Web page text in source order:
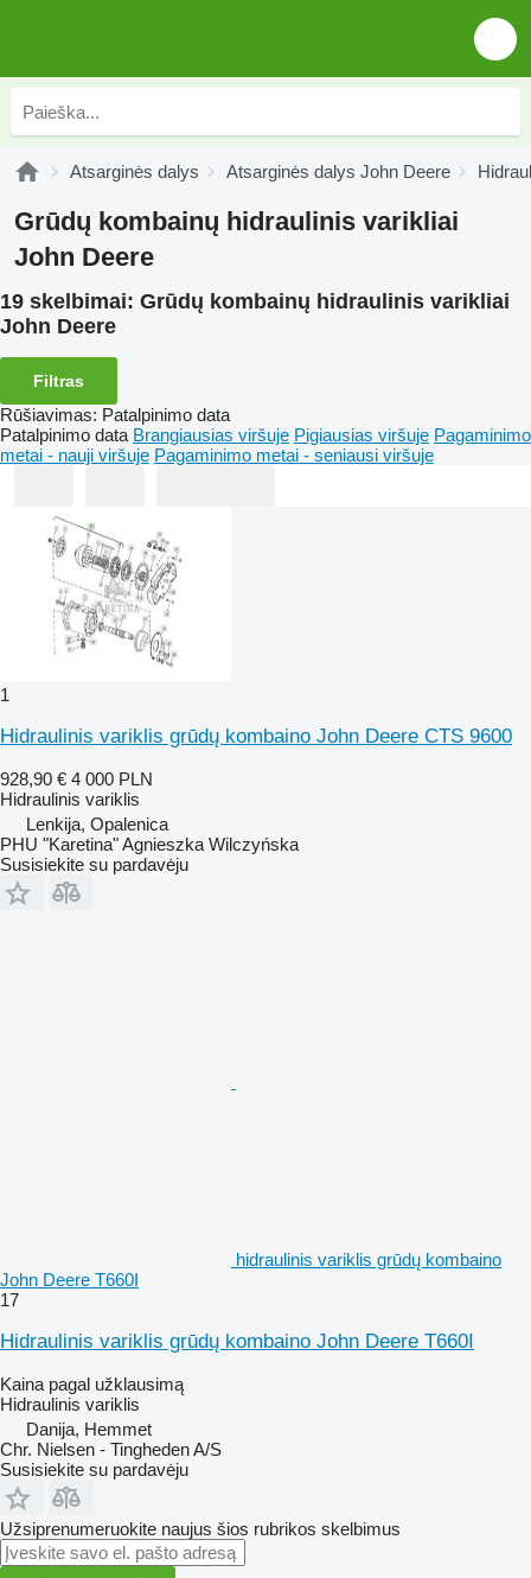
Atsarginės dalys Atsarginės dalys John Deere
Grūdų kombainų hidraulinis varikliai
John Deere
19 skelbimai: Grūdų kombainų hidraulinis varikliai
John Deere
Filtras
Rūšiavimas: Patalpinimo data
Patalpinimo data Brangiausias viršuje Pigiausias viršuje Pagaminimo
metai - nauji viršuje Pagaminimo metai - seniausi viršuje
1
Hidraulinis variklis grūdų kombaino John Deere CTS 9600
928,90 € 4 000 PLN
Hidraulinis variklis
Lenkija, Opalenica
PHU "Karetina" Agnieszka Wilczyńska
Susisiekite su pardavėju
hidraulinis variklis grūdų kombaino
John Deere T660I
17
Hidraulinis variklis grūdų kombaino John Deere T660I
Kaina pagal užklausimą
Hidraulinis variklis
Danija, Hemmet
Chr. Nielsen - Tingheden A/S
Susisiekite su pardavėju
Užsiprenumeruokite naujus šios rubrikos skelbimus